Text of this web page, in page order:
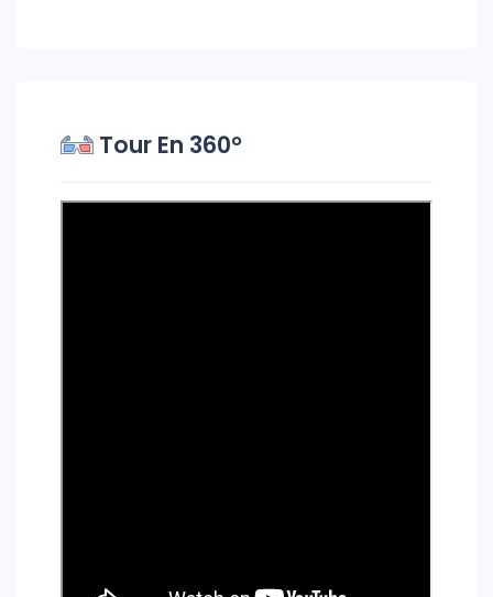
Tour En 360°